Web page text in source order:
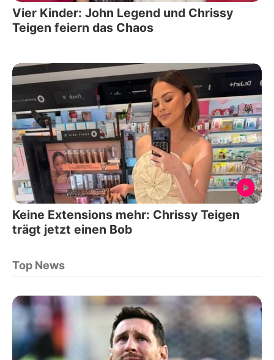
Vier Kinder: John Legend und Chrissy
Teigen feiern das Chaos
Keine Extensions mehr: Chrissy Teigen
trägt jetzt einen Bob
Top News